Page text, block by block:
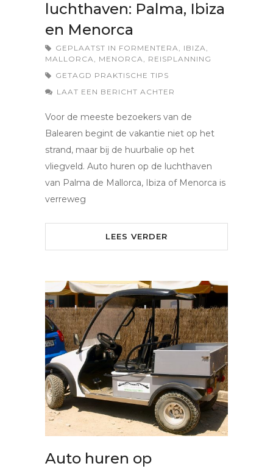
luchthaven: Palma, Ibiza
en Menorca
GEPLAATST IN FORMENTERA IBIZA
MALLORCA
MENORCA
REISPLANNING
GETAGD PRAKTISCHE TIPS
LAAT EEN BERICHT ACHTER
Voor de meeste bezoekers van de
Balearen begint de vakantie niet op het
strand, maar bij de huurbalie op het
vliegveld. Auto huren op de luchthaven
van Palma de Mallorca, Ibiza of Menorca is
verreweg
LEES VERDER
Auto huren op